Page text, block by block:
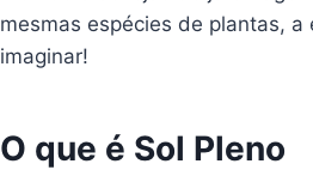
mesmas espécies de plantas, a
imaginar!
O que é Sol Pleno